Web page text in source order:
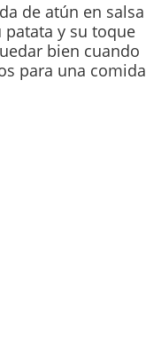
de atún en salsa
patata y su toque
bien cuando
para una comida